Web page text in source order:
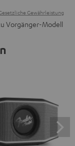
Gewährleistung
Vorgänger-Modell